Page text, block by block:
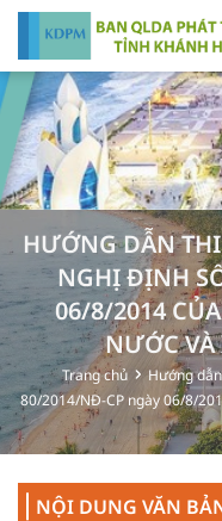
HƯỚNG DẪN
NGHỊ ĐỊNH
06/8/2014
NƯỚC
Trang chủ
Hướng
80/2014/NĐ-CP ngày 06/8/
NỘI DUNG VĂN